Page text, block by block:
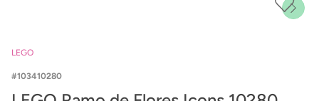
LEGO
103410280